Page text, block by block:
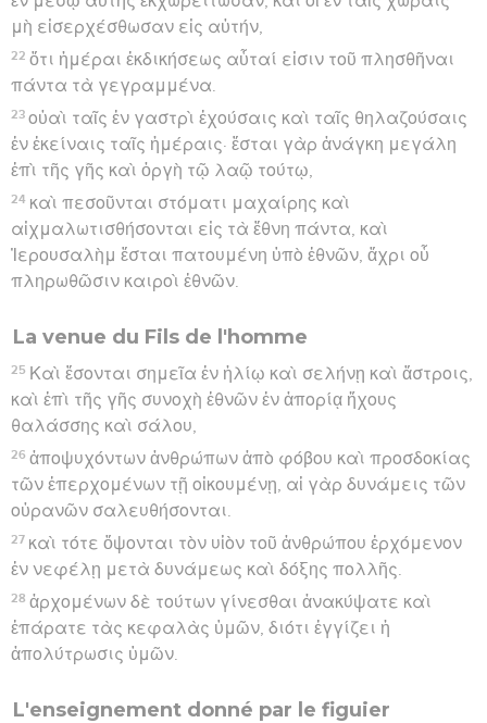
μὴ εἰσερχέσθωσαν εἰς αὐτήν,
22 ὅτι ἡμέραι ἐκδικήσεως αὗταί εἰσιν τοῦ πλησθῆναι
πάντα τὰ γεγραμμένα.
23 οὐαὶ ταῖς ἐν γαστρὶ ἐχούσαις καὶ ταῖς θηλαζούσαις
ἐν ἐκείναις ταῖς ἡμέραις· ἔσται γὰρ ἀνάγκη μεγάλη
ἐπὶ τῆς γῆς καὶ ὀργὴ τῷ λαῷ τούτῳ,
24 καὶ πεσοῦνται στόματι μαχαίρης καὶ
αἰχμαλωτισθήσονται εἰς τὰ ἔθνη πάντα, καὶ
Ἰερουσαλὴμ ἔσται πατουμένη ὑπὸ ἐθνῶν, ἄχρι οὗ
πληρωθῶσιν καιροὶ ἐθνῶν.
La venue du Fils de l'homme
25 Καὶ ἔσονται σημεῖα ἐν ἡλίῳ καὶ σελήνῃ καὶ ἄστροις,
καὶ ἐπὶ τῆς γῆς συνοχὴ ἐθνῶν ἐν ἀπορίᾳ ἤχους
θαλάσσης καὶ σάλου,
26 ἀποψυχόντων ἀνθρώπων ἀπὸ φόβου καὶ προσδοκίας
τῶν ἐπερχομένων τῇ οἰκουμένῃ, αἱ γὰρ δυνάμεις τῶν
οὐρανῶν σαλευθήσονται.
27 καὶ τότε ὄψονται τὸν υἱὸν τοῦ ἀνθρώπου ἐρχόμενον
ἐν νεφέλῃ μετὰ δυνάμεως καὶ δόξης πολλῆς.
28 ἀρχομένων δὲ τούτων γίνεσθαι ἀνακύψατε καὶ
ἐπάρατε τὰς κεφαλὰς ὑμῶν, διότι ἐγγίζει ἡ
ἀπολύτρωσις ὑμῶν.
L'enseignement donné par le figuier